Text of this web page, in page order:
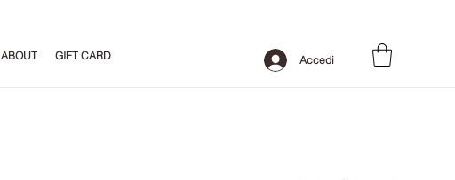
Accedi
ABOUT GIFT CARD